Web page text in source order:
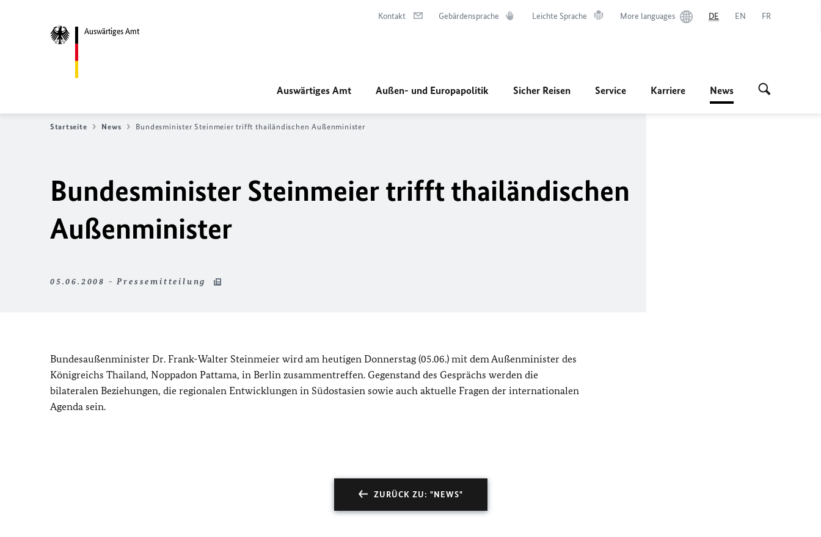
Auswärtiges Amt
Kontakt Gebärdensprache Leichte Sprache More languages DE EN FR
Auswärtiges Amt Außen- und Europapolitik Sicher Reisen Service Karriere News
Startseite News Bundesminister Steinmeier trifft thailändischen Außenminister
Bundesminister Steinmeier trifft thailändischen
Außenminister
05.06.2008 - Pressemitteilung
Bundesaußenminister Dr. Frank-Walter Steinmeier wird am heutigen Donnerstag (05.06.) mit dem Außenminister des
Königreichs Thailand, Noppadon Pattama, in Berlin zusammentreffen. Gegenstand des Gesprächs werden die
bilateralen Beziehungen, die regionalen Entwicklungen in Südostasien sowie auch aktuelle Fragen der internationalen
Agenda sein.
ZURÜCK ZU: "NEWS"